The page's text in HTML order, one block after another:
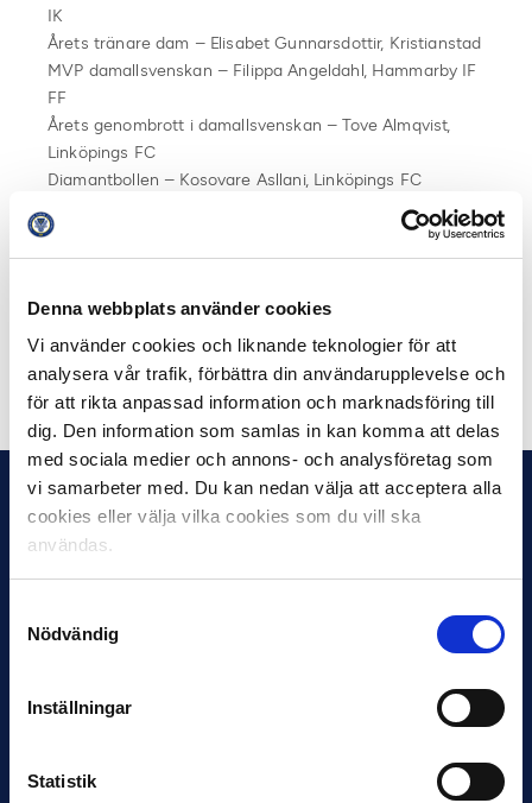
Denna webbplats använder cookies
Vi använder cookies och liknande teknologier för att
analysera vår trafik, förbättra din användarupplevelse och
för att rikta anpassad information och marknadsföring till
dig. Den information som samlas in kan komma att delas
med sociala medier och annons- och analysföretag som
vi samarbeter med. Du kan nedan välja att acceptera alla
cookies eller välja vilka cookies som du vill ska
användas.
Nödvändig
Inställningar
Statistik
IK
Årets tränare dam – Elisabet Gunnarsdottir, Kristianstad
MVP damallsvenskan – Filippa Angeldahl, Hammarby IF
FF
Årets genombrott i damallsvenskan – Tove Almqvist,
Linköpings FC
Diamantbollen – Kosovare Asllani, Linköpings FC
Årets domare – Pernilla Larsson och Kristoffer Karlsson
Fotbollskanalens hederspris – Pia Sundhage
Årets prestation – Östersunds FK
Dela på Facebook Dela på Twitter